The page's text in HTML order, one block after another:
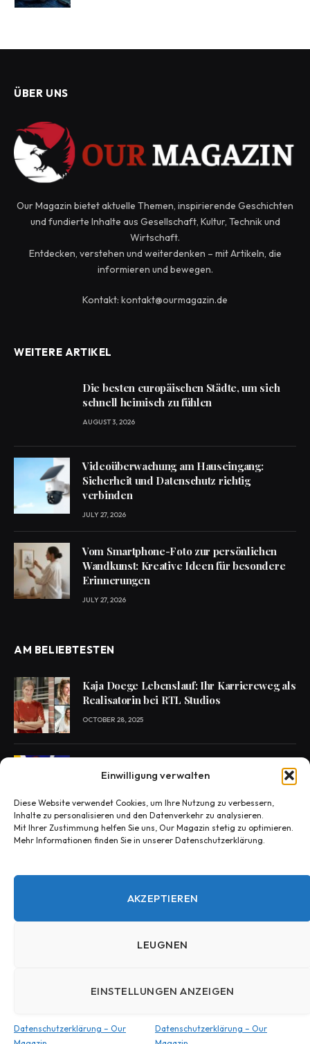
Einwilligung verwalten
Diese Website verwendet Cookies, um Ihre Nutzung zu verbessern,
Inhalte zu personalisieren und den Datenverkehr zu analysieren.
Mit Ihrer Zustimmung helfen Sie uns, Our Magazin stetig zu optimieren.
Mehr Informationen finden Sie in unserer Datenschutzerklärung.
AKZEPTIEREN
LEUGNEN
EINSTELLUNGEN ANZEIGEN
Datenschutzerklärung – Our
Datenschutzerklärung – Our
ÜBER UNS
Our Magazin bietet aktuelle Themen, inspirierende Geschichten
und fundierte Inhalte aus Gesellschaft, Kultur, Technik und
Wirtschaft.
Entdecken, verstehen und weiterdenken – mit Artikeln, die
informieren und bewegen.
Kontakt: kontakt@ourmagazin.de
WEITERE ARTIKEL
Die besten europäischen Städte, um sich
schnell heimisch zu fühlen
AUGUST 3, 2026
Videoüberwachung am Hauseingang:
Sicherheit und Datenschutz richtig
verbinden
JULY 27, 2026
Vom Smartphone-Foto zur persönlichen
Wandkunst: Kreative Ideen für besondere
Erinnerungen
JULY 27, 2026
AM BELIEBTESTEN
Kaja Doege Lebenslauf: Ihr Karriereweg als
Realisatorin bei RTL Studios
OCTOBER 28, 2025
Medien berichten, offiziell nichts bestätigt
OCTOBER 29, 2025
Konny Reimann Todesursache? Die
OCTOBER 30, 2025
HEIM
Kontakt – Our Magazin
Impressum – Our Magazin